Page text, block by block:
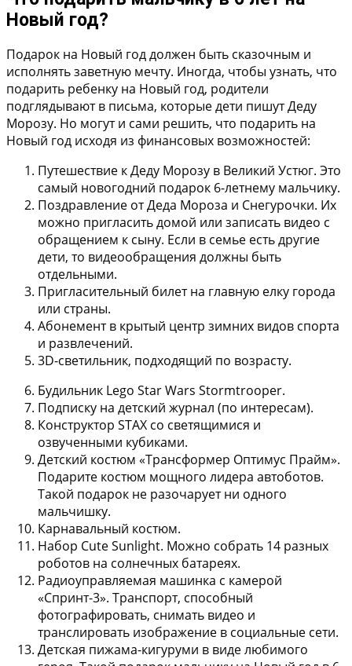
Новый год?
Подарок на Новый год должен быть сказочным и
исполнять заветную мечту. Иногда, чтобы узнать, что
подарить ребенку на Новый год, родители
подглядывают в письма, которые дети пишут Деду
Морозу. Но могут и сами решить, что подарить на
Новый год исходя из финансовых возможностей:
Путешествие к Деду Морозу в Великий Устюг. Это
самый новогодний подарок 6-летнему мальчику.
Поздравление от Деда Мороза и Снегурочки. Их
можно пригласить домой или записать видео с
обращением к сыну. Если в семье есть другие
дети, то видеообращения должны быть
отдельными.
Пригласительный билет на главную елку города
или страны.
Абонемент в крытый центр зимних видов спорта
и развлечений.
3D-светильник, подходящий по возрасту.
Будильник Lego Star Wars Stormtrooper.
Подписку на детский журнал (по интересам).
Конструктор STAX со светящимися и
озвученными кубиками.
Детский костюм «Трансформер Оптимус Прайм».
Подарите костюм мощного лидера автоботов.
Такой подарок не разочарует ни одного
мальчишку.
Карнавальный костюм.
Набор Cute Sunlight. Можно собрать 14 разных
роботов на солнечных батареях.
Радиоуправляемая машинка с камерой
«Спринт-3». Транспорт, способный
фотографировать, снимать видео и
транслировать изображение в социальные сети.
Детская пижама-кигуруми в виде любимого